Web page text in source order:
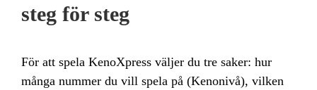
steg för steg
För att spela KenoXpress väljer du tre saker: hur
många nummer du vill spela på (Kenonivå), vilken